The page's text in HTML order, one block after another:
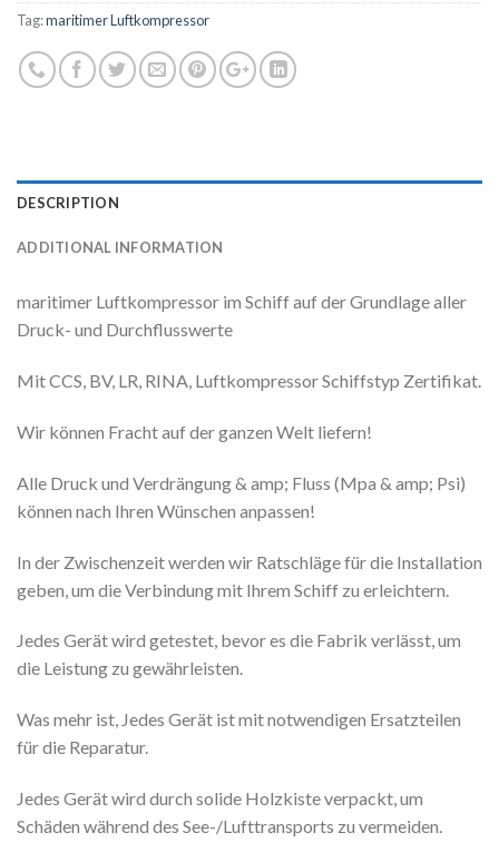
Tag:maritimer Luftkompressor
DESCRIPTION
ADDITIONAL INFORMATION
maritimer Luftkompressor im Schiff auf der Grundlage aller
Druck- und Durchflusswerte
Mit CCS, BV, LR, RINA, Luftkompressor Schiffstyp Zertifikat.
Wir können Fracht auf der ganzen Welt liefern!
Alle Druck und Verdrängung & amp; Fluss (Mpa & amp; Psi)
können nach Ihren Wünschen anpassen!
In der Zwischenzeit werden wir Ratschläge für die Installation
geben, um die Verbindung mit Ihrem Schiff zu erleichtern.
Jedes Gerät wird getestet, bevor es die Fabrik verlässt, um
die Leistung zu gewährleisten.
Was mehr ist, Jedes Gerät ist mit notwendigen Ersatzteilen
für die Reparatur.
Jedes Gerät wird durch solide Holzkiste verpackt, um
Schäden während des See-/Lufttransports zu vermeiden.